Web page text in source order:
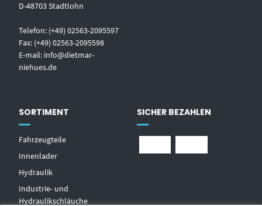
D-48703 Stadtlohn
Telefon: (+49) 02563-2095597
Fax: (+49) 02563-2095598
E-mail: info@dietmar-
niehues.de
SORTIMENT
Fahrzeugteile
Innenlader
Hydraulik
Industrie- und
Hydraulikschläuche
SICHER BEZAHLEN